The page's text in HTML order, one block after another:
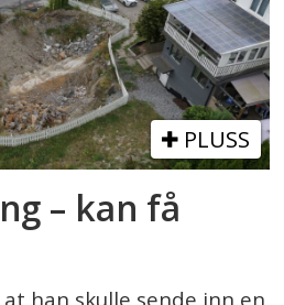
PLUSS
– kan få